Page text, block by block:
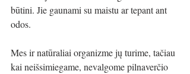
būtini. Jie gaunami su maistu ar tepant ant
odos.
Mes ir natūraliai organizme jų turime, tačiau
kai neišsimiegame, nevalgome pilnaverčio